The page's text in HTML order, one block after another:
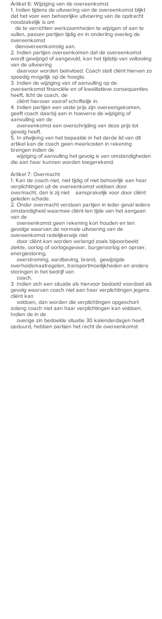
Artikel 6: Wijziging van de overeenkomst
1. Indien tijdens de uitvoering van de overeenkomst blijkt
dat het voor een behoorlijke uitvoering van de opdracht
noodzakelijk is om
de te verrichten werkzaamheden te wijzigen of aan te
vullen, passen partijen tijdig en in onderling overleg de
overeenkomst
dienovereenkomstig aan.
2. Indien partijen overeenkomen dat de overeenkomst
wordt gewijzigd of aangevuld, kan het tijdstip van voltooiing
van de uitvoering
daarvoor worden beïnvloed. Coach stelt cliënt hiervan zo
spoedig mogelijk op de hoogte.
3. Indien de wijziging van of aanvulling op de
overeenkomst financiële en of kwalitatieve consequenties
heeft, licht de coach, de
cliënt hierover vooraf schriftelijk in.
4. Indien partijen een vaste prijs zijn overeengekomen,
geeft coach daarbij aan in hoeverre de wijziging of
aanvulling van de
overeenkomst een overschrijding van deze prijs tot
gevolg heeft.
5. In afwijking van het bepaalde in het derde lid van dit
artikel kan de coach geen meerkosten in rekening
brengen indien de
wijziging of aanvulling het gevolg is van omstandigheden
die aan haar kunnen worden toegerekend.
Artikel 7: Overmacht
1. Kan de coach niet, niet tijdig of niet behoorlijk aan haar
verplichtingen uit de overeenkomst voldoen door
overmacht, dan is zij niet aansprakelijk voor door cliënt
geleden schade.
2. Onder overmacht verstaan partijen in ieder geval iedere
omstandigheid waarmee cliënt ten tijde van het aangaan
van de
overeenkomst geen rekening kon houden en ten
gevolge waarvan de normale uitvoering van de
overeenkomst redelijkerwijs niet
door cliënt kan worden verlangd zoals bijvoorbeeld
ziekte, oorlog of oorlogsgevaar, burgeroorlog en oproer,
energiestoring,
overstroming, aardbeving, brand, gewijzigde
overheidsmaatregelen, transportmoeilijkheden en andere
storingen in het bedrijf van
coach.
3. Indien zich een situatie als hiervoor bedoeld voordoet als
gevolg waarvan coach niet aan haar verplichtingen jegens
cliënt kan
voldoen, dan worden die verplichtingen opgeschort
zolang coach niet aan haar verplichtingen kan voldoen.
Indien de in de
overige zin bedoelde situatie 30 kalenderdagen heeft
geduurd, hebben partijen het recht de overeenkomst